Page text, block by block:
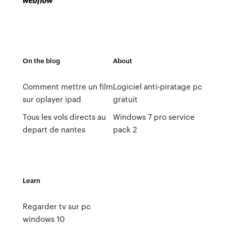
On the blog
Comment mettre un film
sur oplayer ipad
Tous les vols directs au
depart de nantes
About
Logiciel anti-piratage pc
gratuit
Windows 7 pro service
pack 2
Learn
Regarder tv sur pc
windows 10